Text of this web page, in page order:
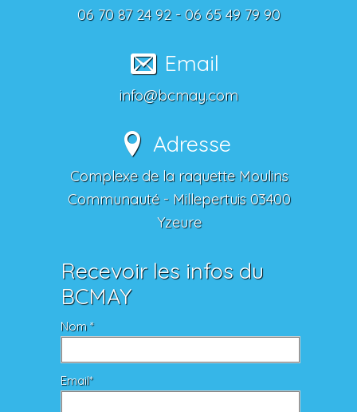
06 70 87 24 92 - 06 65 49 79 90
Email
info@bcmay.com
Adresse
Complexe de la raquette Moulins
Communauté - Millepertuis 03400
Yzeure
Recevoir les infos du
BCMAY
Nom *
Email*